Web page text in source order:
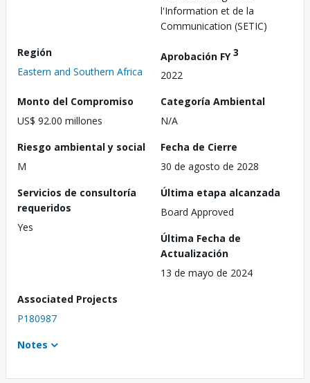
l'Information et de la
Communication (SETIC)
Región
Eastern and Southern Africa
Aprobación FY3
2022
Monto del Compromiso
US$ 92.00 millones
Categoría Ambiental
N/A
Riesgo ambiental y social
M
Fecha de Cierre
30 de agosto de 2028
Servicios de consultoría
requeridos
Yes
Última etapa alcanzada
Board Approved
Última Fecha de
Actualización
13 de mayo de 2024
Associated Projects
P180987
Notes